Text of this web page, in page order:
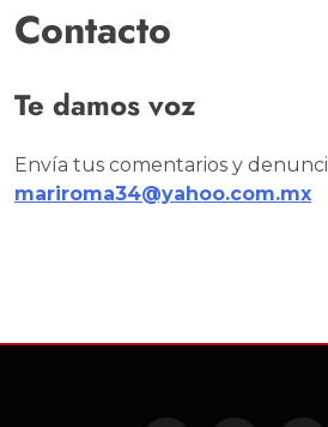
Contacto
Te damos voz
Envía tus comentarios y
mariroma34@yahoo.com.mx